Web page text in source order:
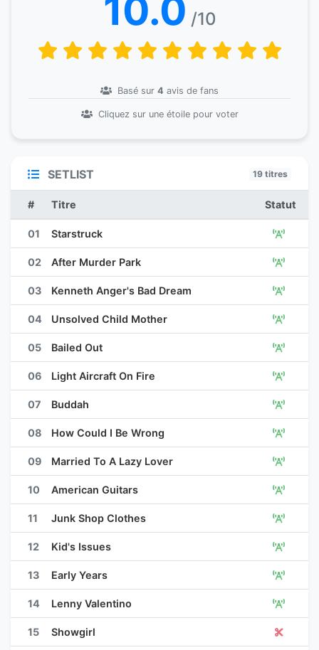
10.0 /10
Basé sur 4 avis de fans
Cliquez sur une étoile pour voter
SETLIST 19 titres
# Titre Statut
01 Starstruck
02 After Murder Park
03 Kenneth Anger's Bad Dream
04 Unsolved Child Mother
05 Bailed Out
06 Light Aircraft On Fire
07 Buddah
08 How Could I Be Wrong
09 Married To A Lazy Lover
10 American Guitars
11 Junk Shop Clothes
12 Kid's Issues
13 Early Years
14 Lenny Valentino
15 Showgirl